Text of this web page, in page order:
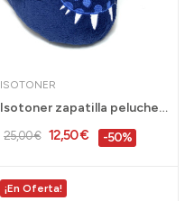
ISOTONER
Isotoner zapatilla peluche niño monstruo azul...
25,00 € 12,50 € -50%
¡En Oferta!